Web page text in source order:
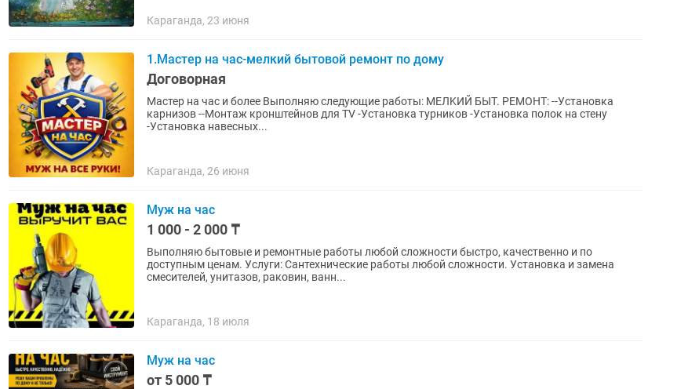
Караганда, 23 июня
1.Мастер на час-мелкий бытовой ремонт по дому
Договорная
Мастер на час и более Выполняю следующие работы: МЕЛKИЙ БЫT. РЕМОНТ: --Установка
карнизов --Монтаж кронштейнов для ТV -Установка турников -Установка полок на стену
-Установка навесных...
Караганда, 26 июня
Муж на час
1 000 - 2 000 ₸
Выполняю бытовые и ремонтные работы любой сложности быстро, качественно и по
доступным ценам. Услуги: Сантехнические работы любой сложности. Установка и замена
смесителей, унитазов, раковин, ванн...
Караганда, 18 июля
Муж на час
от 5 000 ₸